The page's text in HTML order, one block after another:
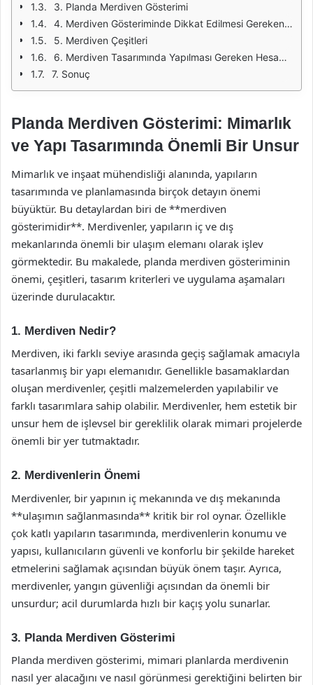
3. Planda Merdiven Gösterimi
4. Merdiven Gösteriminde Dikkat Edilmesi Gereken Unsurlar
5. Merdiven Çeşitleri
6. Merdiven Tasarımında Yapılması Gereken Hesaplamalar
7. Sonuç
Planda Merdiven Gösterimi: Mimarlık
ve Yapı Tasarımında Önemli Bir Unsur
Mimarlık ve inşaat mühendisliği alanında, yapıların
tasarımında ve planlamasında birçok detayın önemi
büyüktür. Bu detaylardan biri de **merdiven
gösterimidir**. Merdivenler, yapıların iç ve dış
mekanlarında önemli bir ulaşım elemanı olarak işlev
görmektedir. Bu makalede, planda merdiven gösteriminin
önemi, çeşitleri, tasarım kriterleri ve uygulama aşamaları
üzerinde durulacaktır.
1. Merdiven Nedir?
Merdiven, iki farklı seviye arasında geçiş sağlamak amacıyla
tasarlanmış bir yapı elemanıdır. Genellikle basamaklardan
oluşan merdivenler, çeşitli malzemelerden yapılabilir ve
farklı tasarımlara sahip olabilir. Merdivenler, hem estetik bir
unsur hem de işlevsel bir gereklilik olarak mimari projelerde
önemli bir yer tutmaktadır.
2. Merdivenlerin Önemi
Merdivenler, bir yapının iç mekanında ve dış mekanında
**ulaşımın sağlanmasında** kritik bir rol oynar. Özellikle
çok katlı yapıların tasarımında, merdivenlerin konumu ve
yapısı, kullanıcıların güvenli ve konforlu bir şekilde hareket
etmelerini sağlamak açısından büyük önem taşır. Ayrıca,
merdivenler, yangın güvenliği açısından da önemli bir
unsurdur; acil durumlarda hızlı bir kaçış yolu sunarlar.
3. Planda Merdiven Gösterimi
Planda merdiven gösterimi, mimari planlarda merdivenin
nasıl yer alacağını ve nasıl görünmesi gerektiğini belirten bir